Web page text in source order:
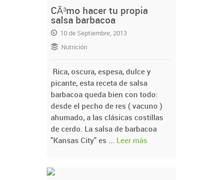
CÃ³mo hacer tu propia
salsa barbacoa
10 de Septiembre, 2013
Nutrición
Rica, oscura, espesa, dulce y
picante, esta receta de salsa
barbacoa queda bien con todo:
desde el pecho de res ( vacuno )
ahumado, a las clásicas costillas
de cerdo. La salsa de barbacoa
"Kansas City" es ... Leer más